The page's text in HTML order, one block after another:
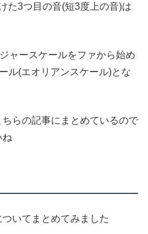
た3つ目の音(短3度上の音)は
ャースケールをファから始め
ル(エオリアンスケール)とな
らの記事にまとめているので
ね
いてまとめてみました